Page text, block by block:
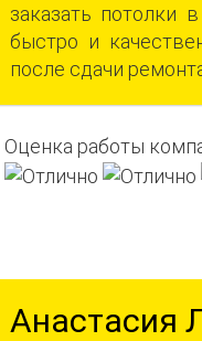
заказать
быстро и
после сдачи
Оценка работы
Анастасия